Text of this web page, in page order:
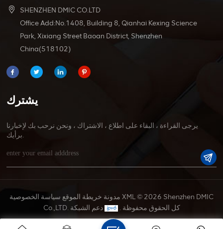
SHENZHEN DMIC CO.LTD
Office Add:No.1408, Building 8, Qianhai Kexing Science
Park, Xixiang Street Baoan District, Shenzhen
China(518102)
يشترك
يرجى القراءة ، البقاء على اطلاع ، الاشتراك ، ونحن نرحب بك لإخبارنا
برأيك.
مدونة خريطة الموقع سياسة الخصوصية XML© 2026 Shenzhen DMIC
Co.,LTD. كل الحقوق محفوظة .
دعم الشبكة